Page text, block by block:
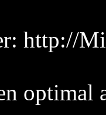
http://
optimal